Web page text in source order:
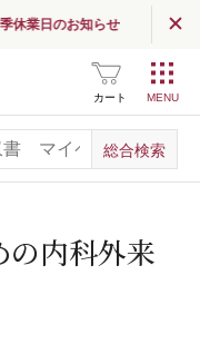
休業日のお知らせ
カート
の内科外来